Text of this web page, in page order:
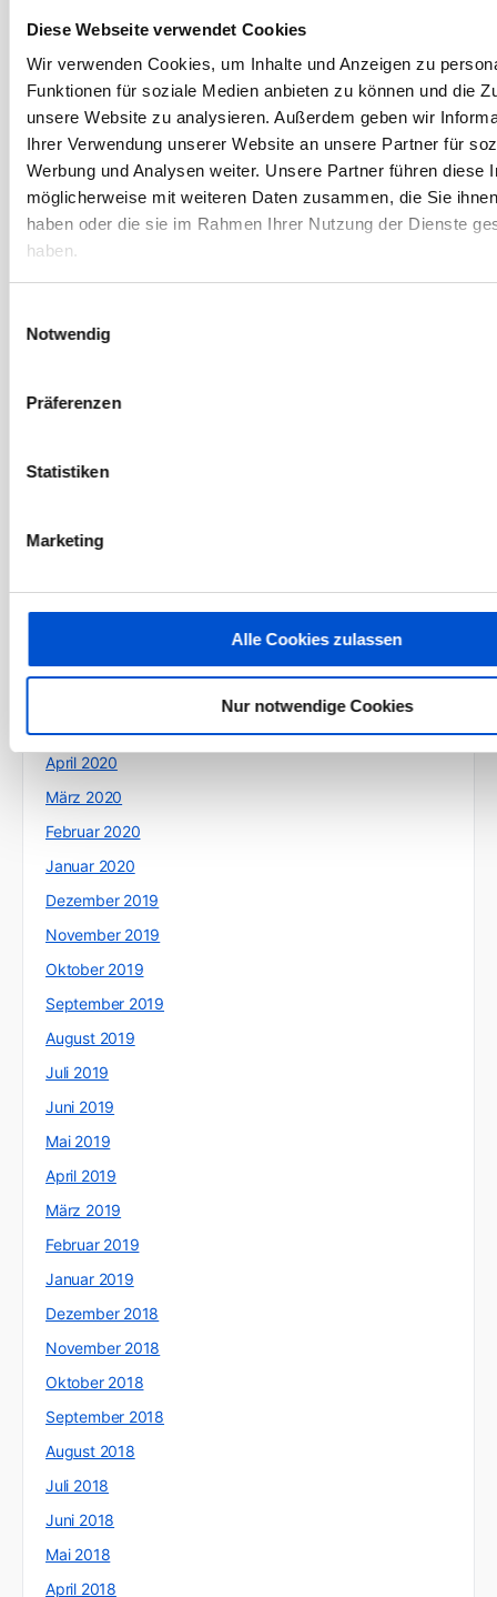
Diese Webseite verwendet Cookies
Wir verwenden Cookies, um Inhalte und Anzeigen zu
Funktionen für soziale Medien anbieten zu können und die
unsere Website zu analysieren. Außerdem geben wir
Ihrer Verwendung unserer Website an unsere Partner für
Werbung und Analysen weiter. Unsere Partner führen diese
möglicherweise mit weiteren Daten zusammen, die Sie
haben oder die sie im Rahmen Ihrer Nutzung der Dienste
haben.
Notwendig
Präferenzen
Statistiken
Marketing
Alle Cookies zulassen
Nur notwendige Cookies
Januar 2022
Dezember 2021
November 2021
Oktober 2021
September 2021
August 2021
Juli 2021
Juni 2021
April 2021
Oktober 2020
September 2020
April 2020
März 2020
Februar 2020
Januar 2020
Dezember 2019
November 2019
Oktober 2019
September 2019
August 2019
Juli 2019
Juni 2019
Mai 2019
April 2019
März 2019
Februar 2019
Januar 2019
Dezember 2018
November 2018
Oktober 2018
September 2018
August 2018
Juli 2018
Juni 2018
Mai 2018
April 2018